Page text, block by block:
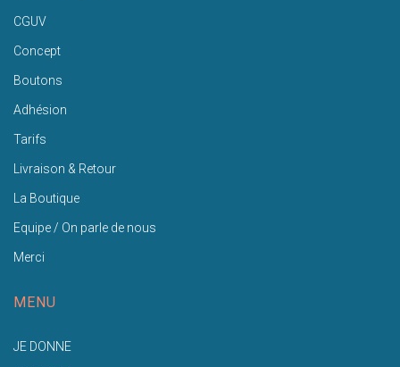
CGUV
Concept
Boutons
Adhésion
Tarifs
Livraison & Retour
La Boutique
Equipe / On parle de nous
Merci
MENU
JE DONNE